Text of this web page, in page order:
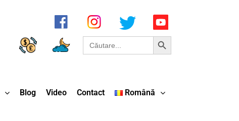
Search
for:
Search Button
Blog Video Contact Română